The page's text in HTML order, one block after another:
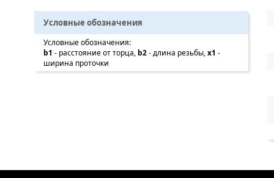
Условные обозначения
Условные обозначения:
b1 - расстояние от торца, b2- длина резьбы,x1 -
ширина проточки